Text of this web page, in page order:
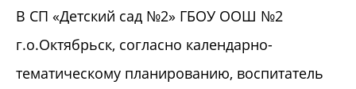
В СП «Детский сад №2» ГБОУ ООШ №2
г.о.Октябрьск, согласно календарно-
тематическому планированию, воспитатель